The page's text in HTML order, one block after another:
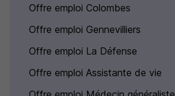
Offre emploi Colombes
Offre emploi Gennevilliers
Offre emploi La Défense
Offre emploi Assistante de vie